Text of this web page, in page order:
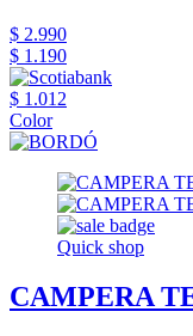
$ 2.990
$ 1.190
$ 1.012
Color
Quick shop
CAMPERA